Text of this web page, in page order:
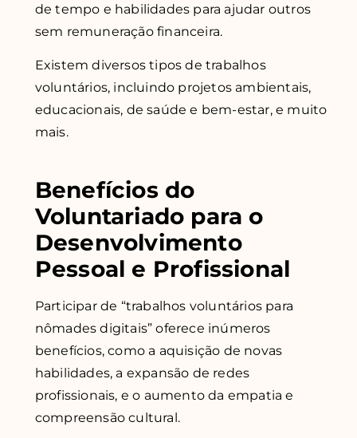
de tempo e habilidades para ajudar outros
sem remuneração financeira.
Existem diversos tipos de trabalhos
voluntários, incluindo projetos ambientais,
educacionais, de saúde e bem-estar, e muito
mais.
Benefícios do
Voluntariado para o
Desenvolvimento
Pessoal e Profissional
Participar de “trabalhos voluntários para
nômades digitais” oferece inúmeros
benefícios, como a aquisição de novas
habilidades, a expansão de redes
profissionais, e o aumento da empatia e
compreensão cultural.